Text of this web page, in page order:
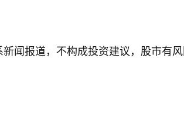
新闻报道，不构成投资建议，股市有